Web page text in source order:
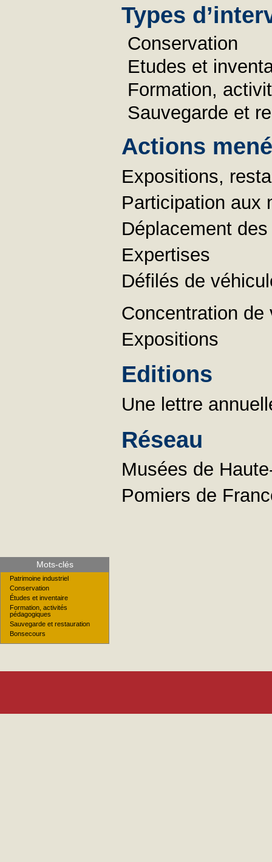
Types
Conservation
Etudes et
Formation,
Sauvegarde et
Actions
Expositions,
Participation aux
Déplacement
Expertises
Défilés de
Concentration
Expositions
Editions
Une lettre
Réseau
Musées de
Pomiers de
Mots-clés
Patrimoine industriel
Conservation
Études et inventaire
Formation, activités
pédagogiques
Sauvegarde et restauration
Bonsecours